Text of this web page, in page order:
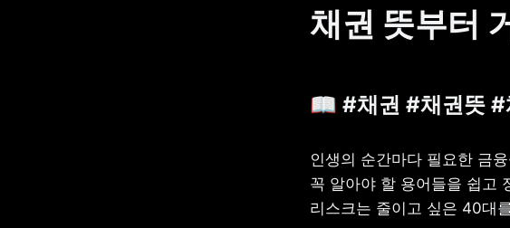
게임 저금통
채권 뜻부터
📖 #채권 #채권뜻
인생의 순간마다 필요한 금
꼭 알아야 할 용어들을 쉽고
리스크는 줄이고 싶은 40대